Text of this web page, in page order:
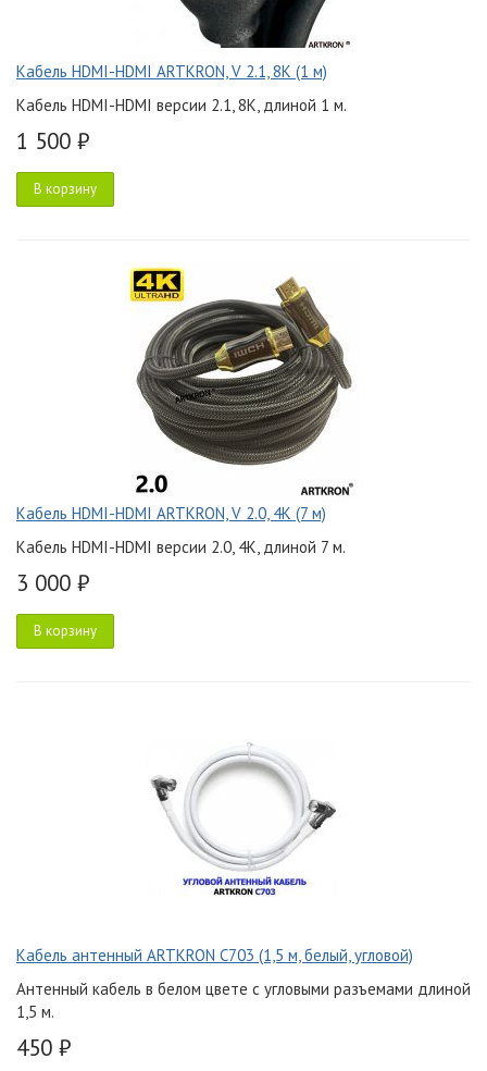
Кабель HDMI-HDMI ARTKRON, V 2.1, 8K (1 м)
Кабель HDMI-HDMI версии 2.1, 8K, длиной 1 м.
1 500 ₽
В корзину
Кабель HDMI-HDMI ARTKRON, V 2.0, 4K (7 м)
Кабель HDMI-HDMI версии 2.0, 4K, длиной 7 м.
3 000 ₽
В корзину
Кабель антенный ARTKRON C703 (1,5 м, белый, угловой)
Антенный кабель в белом цвете с угловыми разъемами длиной
1,5 м.
450 ₽